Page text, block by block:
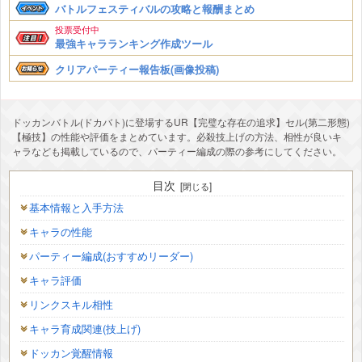
バトルフェスティバルの攻略と報酬まとめ
投票受付中
最強キャラランキング作成ツール
クリアパーティー報告板(画像投稿)
ドッカンバトル(ドカバト)に登場するUR【完璧な存在の追求】セル(第二形態)
【極技】の性能や評価をまとめています。必殺技上げの方法、相性が良いキ
ャラなども掲載しているので、パーティー編成の際の参考にしてください。
目次
基本情報と入手方法
キャラの性能
パーティー編成(おすすめリーダー)
キャラ評価
リンクスキル相性
キャラ育成関連(技上げ)
ドッカン覚醒情報